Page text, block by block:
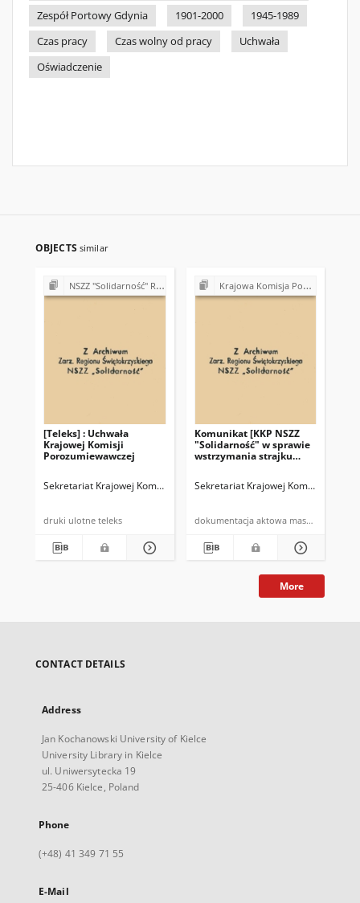
Zespół Portowy Gdynia
1901-2000
1945-1989
Czas pracy
Czas wolny od pracy
Uchwała
Oświadczenie
OBJECTS similar
NSZZ "Solidarność" Region Świętokrzyski - teleksy (1981)
[Teleks] : Uchwała
Krajowej Komisji
Porozumiewawczej
Sekretariat Krajowej Komisji Porozumiewawczej NSZZ "Solidarność"
druki ulotne teleks
Krajowa Komisja Porozumiewawcza NSZZ "Solidarność" (1980-1981)
Komunikat [KKP NSZZ
"Solidarność" w sprawie
wstrzymania strajku
Sekretariat Krajowej Komisji
dokumentacja aktowa
More
CONTACT DETAILS
Address
Jan Kochanowski University of Kielce
University Library in Kielce
ul. Uniwersytecka 19
25-406 Kielce, Poland
Phone
(+48) 41 349 71 55
E-Mail